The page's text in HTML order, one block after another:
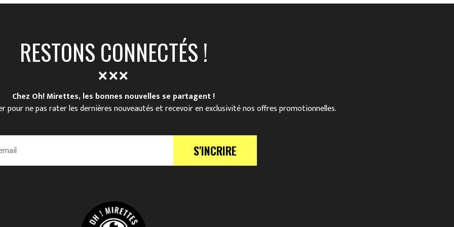
RESTONS CONNECTÉS !
Chez Oh! Mirettes, les bonnes nouvelles se partagent !
pour ne pas rater les dernières nouveautés et recevoir en exclusivité nos offres promotionnelles.
S'INCRIRE